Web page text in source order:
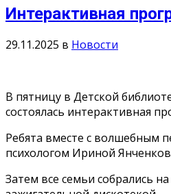
Интерактивная
29.11.2025 в Новости
В пятницу в Детской
состоялась интерактивная
Ребята вместе с волшебным
психологом Ириной
Затем все семьи собрались